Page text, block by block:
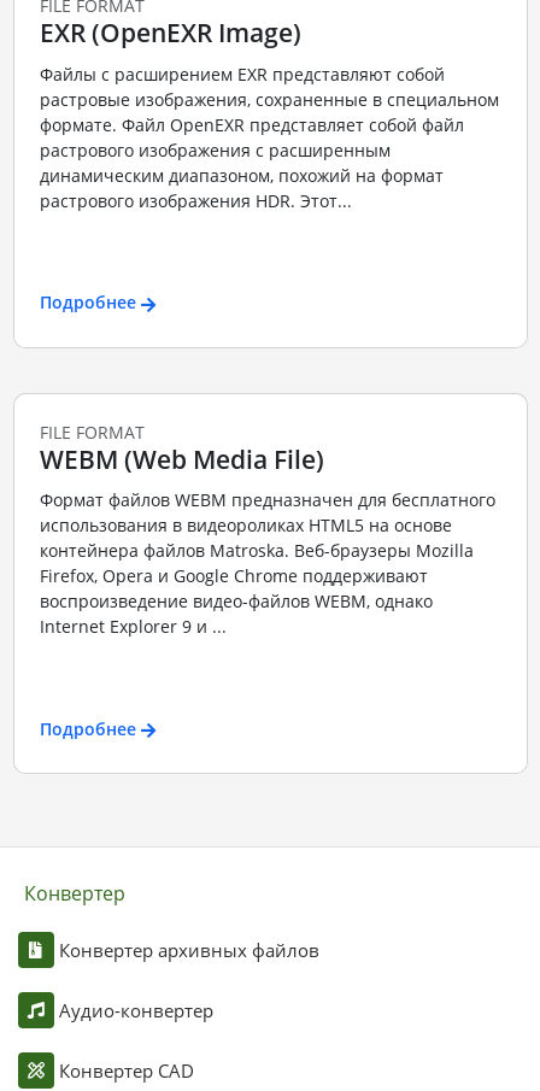
FILE FORMAT
EXR (OpenEXR Image)
Файлы с расширением EXR представляют собой
растровые изображения, сохраненные в специальном
формате. Файл OpenEXR представляет собой файл
растрового изображения с расширенным
динамическим диапазоном, похожий на формат
растрового изображения HDR. Этот...
Подробнее
FILE FORMAT
WEBM (Web Media File)
Формат файлов WEBM предназначен для бесплатного
использования в видеороликах HTML5 на основе
контейнера файлов Matroska. Веб-браузеры Mozilla
Firefox, Opera и Google Chrome поддерживают
воспроизведение видео-файлов WEBM, однако
Internet Explorer 9 и ...
Подробнее
Конвертер
Конвертер архивных файлов
Аудио-конвертер
Конвертер CAD